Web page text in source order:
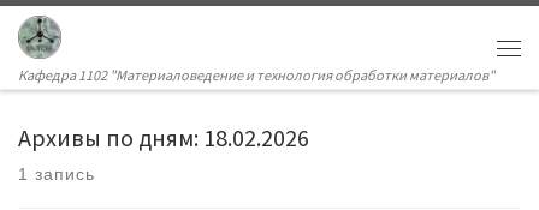
Кафедра 1102 "Материаловедение и технология обработки материалов"
Архивы по дням: 18.02.2026
1 запись